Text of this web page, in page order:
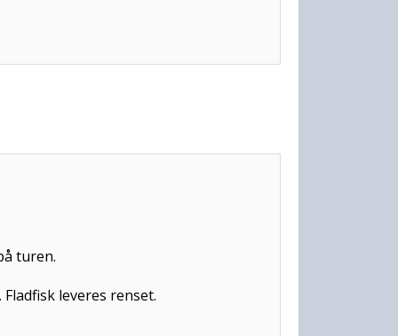
turen.
leveres renset.